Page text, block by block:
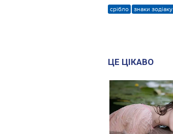
срібло знаки зодіаку
ЦЕ ЦІКАВО